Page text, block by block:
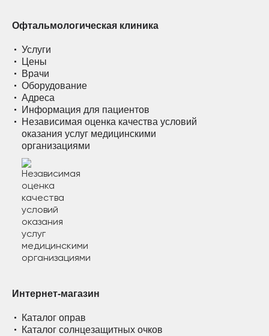
Офтальмологическая клиника
Услуги
Цены
Врачи
Оборудование
Адреса
Информация для пациентов
Независимая оценка качества условий
оказания услуг медицинскими
организациями
Интернет-магазин
Каталог оправ
Каталог солнцезащитных очков